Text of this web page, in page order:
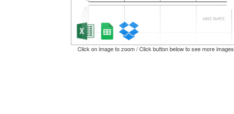
Click on image to zoom / Click button below to see more images